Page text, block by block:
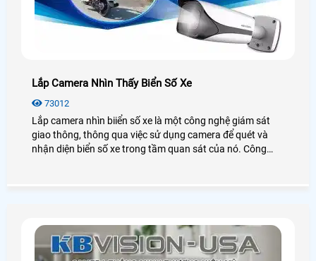
Lắp Camera Nhìn Thấy Biển Số Xe
73012
Lắp camera nhìn biiển số xe là một công nghệ giám sát
giao thông, thông qua việc sử dụng camera để quét và
nhận diện biển số xe trong tầm quan sát của nó. Công